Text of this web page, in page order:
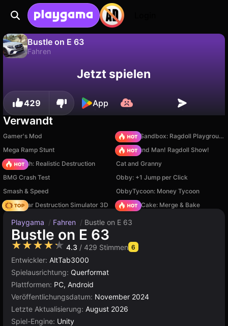
Bustle on E 63
Fahren
speichern!
Nein
Jetzt spielen
429 App
Verwandt
Gamer's Mod
Sprunki Sandbox: Ragdoll Playground Mode
Mega Ramp Stunt
Playground Man! Ragdoll Show!
Car Crush: Realistic Destruction
Cat and Granny
BMG Crash Test
Obby: +1 Jump per Click
Smash & Speed
ObbyTycoon: Money Tycoon
Online Car Destruction Simulator 3D
Piece of Cake: Merge & Bake
Playgama / Fahren / Bustle on E 63
Bustle on E 63
★★★★★ 4.3 / 429 Stimmen 6
Entwickler: AltTab3000
Spielausrichtung: Querformat
Plattformen: PC, Android
Veröffentlichungsdatum: November 2024
Letzte Aktualisierung: August 2026
Spiel-Engine: Unity